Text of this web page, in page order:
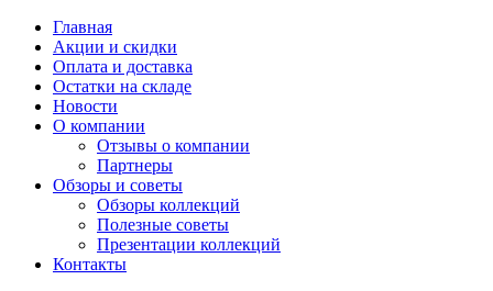
Главная
Акции и скидки
Оплата и доставка
Остатки на складе
Новости
О компании
Отзывы о компании
Партнеры
Обзоры и советы
Обзоры коллекций
Полезные советы
Презентации коллекций
Контакты